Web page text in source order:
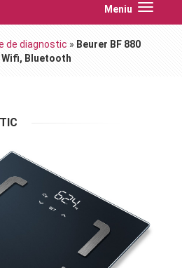
Meniu
Toggle
de diagnostic » Beurer BF 880
Bluetooth